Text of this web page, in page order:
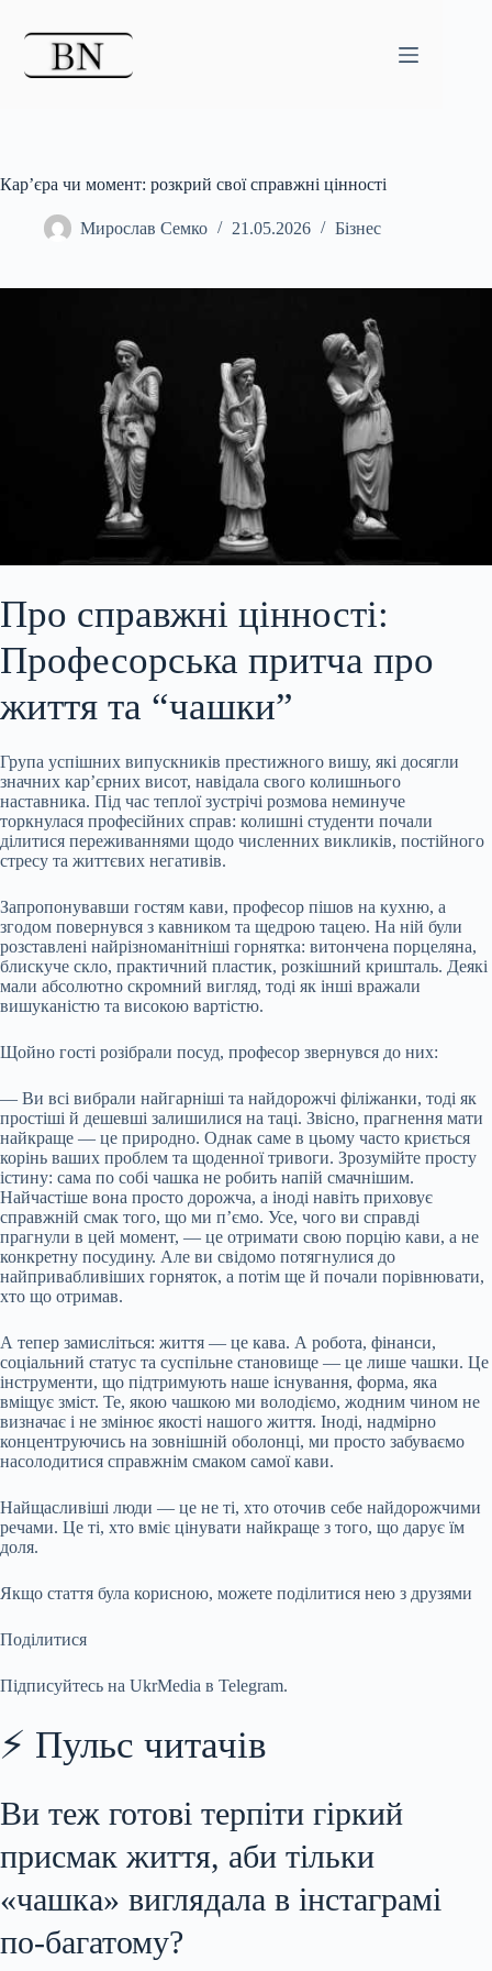
Кар’єра чи момент: розкрий свої справжні цінності
Мирослав Семко 21.05.2026 Бізнес
Про справжні цінності:
Професорська притча про
життя та “чашки”
Група успішних випускників престижного вишу, які досягли
значних кар’єрних висот, навідала свого колишнього
наставника. Під час теплої зустрічі розмова неминуче
торкнулася професійних справ: колишні студенти почали
ділитися переживаннями щодо численних викликів, постійного
стресу та життєвих негативів.
Запропонувавши гостям кави, професор пішов на кухню, а
згодом повернувся з кавником та щедрою тацею. На ній були
розставлені найрізноманітніші горнятка: витончена порцеляна,
блискуче скло, практичний пластик, розкішний кришталь. Деякі
мали абсолютно скромний вигляд, тоді як інші вражали
вишуканістю та високою вартістю.
Щойно гості розібрали посуд, професор звернувся до них:
— Ви всі вибрали найгарніші та найдорожчі філіжанки, тоді як
простіші й дешевші залишилися на таці. Звісно, прагнення мати
найкраще — це природно. Однак саме в цьому часто криється
корінь ваших проблем та щоденної тривоги. Зрозумійте просту
істину: сама по собі чашка не робить напій смачнішим.
Найчастіше вона просто дорожча, а іноді навіть приховує
справжній смак того, що ми п’ємо. Усе, чого ви справді
прагнули в цей момент, — це отримати свою порцію кави, а не
конкретну посудину. Але ви свідомо потягнулися до
найпривабливіших горняток, а потім ще й почали порівнювати,
хто що отримав.
А тепер замисліться: життя — це кава. А робота, фінанси,
соціальний статус та суспільне становище — це лише чашки. Це
інструменти, що підтримують наше існування, форма, яка
вміщує зміст. Те, якою чашкою ми володіємо, жодним чином не
визначає і не змінює якості нашого життя. Іноді, надмірно
концентруючись на зовнішній оболонці, ми просто забуваємо
насолодитися справжнім смаком самої кави.
Найщасливіші люди — це не ті, хто оточив себе найдорожчими
речами. Це ті, хто вміє цінувати найкраще з того, що дарує їм
доля.
Якщо стаття була корисною, можете поділитися нею з друзями
Поділитися
Підписуйтесь на UkrMedia в Telegram.
⚡ Пульс читачів
Ви теж готові терпіти гіркий
присмак життя, аби тільки
«чашка» виглядала в інстаграмі
по-багатому?